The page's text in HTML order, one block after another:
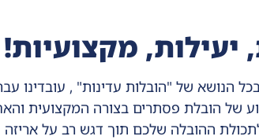
יעילות, מקצועיות!
הנושא של "הובלות עדינות" , עובדינו
של הובלת פסתרים בצורה המקצועית
ההובלה שלכם תוך דגש רב על אריזה